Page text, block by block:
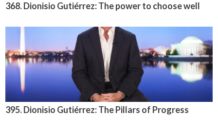
368. Dionisio Gutiérrez: The power to choose well
395. Dionisio Gutiérrez: The Pillars of Progress